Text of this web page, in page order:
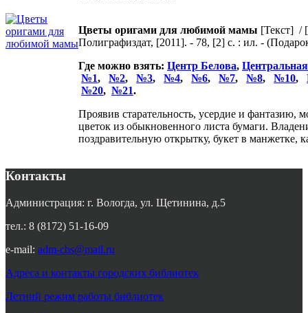
Цветы оригами для любимой мамы [Текст] /
Полиграфиздат, [2011]. - 78, [2] с. : ил. -
Где можно взять: Центр Белова,
№1, №2, №3, №4, №6, №7, №8, №10,
№20, №21.
Проявив старательность, усердие и
цветок из обыкновенного листа бумаги.
поздравительную открытку, букет в
Контакты
Администрация: г. Вологда, ул. Щетинина, д.5
тел.: 8 (8172) 51-16-09
e-mail: adm-cbs@mail.ru
Адреса и контакты городских библиотек
Летний режим работы библиотек